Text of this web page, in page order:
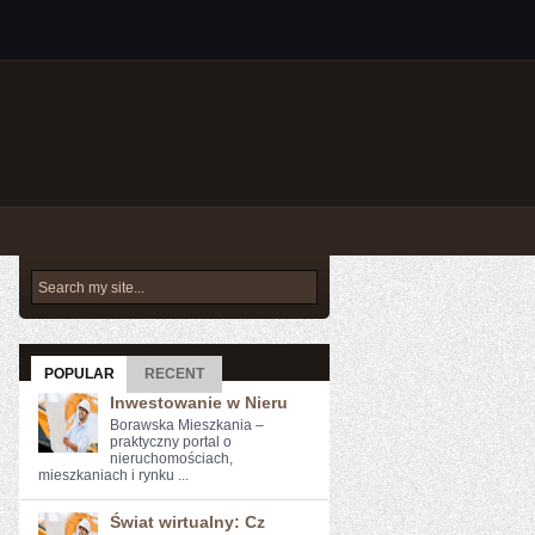
POPULAR RECENT
Inwestowanie w Nieru
Borawska Mieszkania –
praktyczny portal o
nieruchomościach,
mieszkaniach i rynku ...
Świat wirtualny: Cz